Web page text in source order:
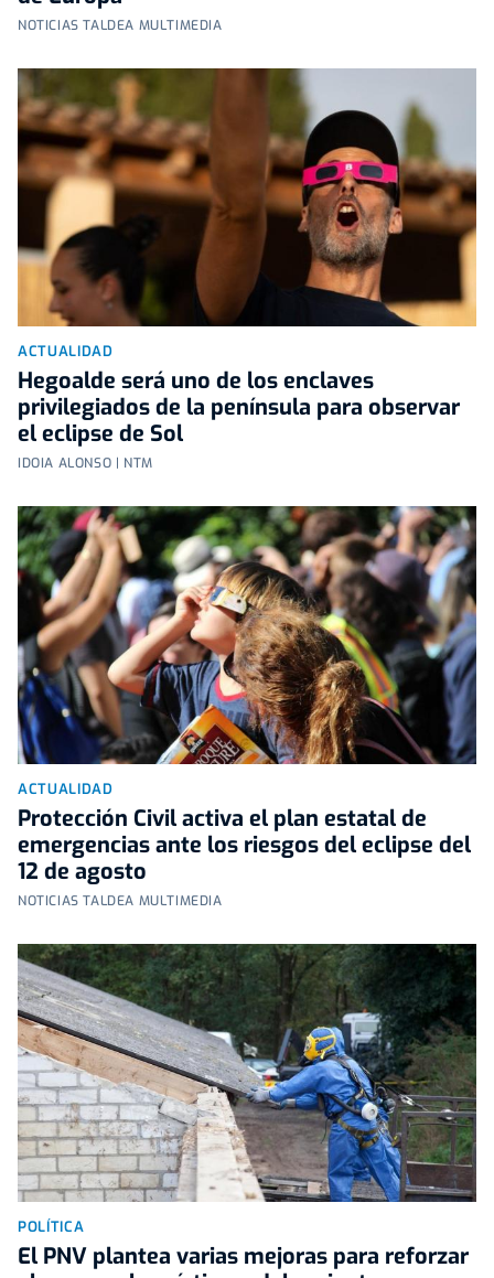
NOTICIAS TALDEA MULTIMEDIA
ACTUALIDAD
Hegoalde será uno de los enclaves
privilegiados de la península para observar
el eclipse de Sol
IDOIA ALONSO | NTM
ACTUALIDAD
Protección Civil activa el plan estatal de
emergencias ante los riesgos del eclipse del
12 de agosto
NOTICIAS TALDEA MULTIMEDIA
POLÍTICA
El PNV plantea varias mejoras para reforzar